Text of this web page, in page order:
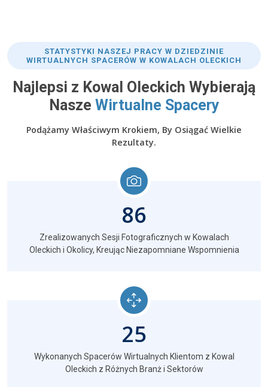
STATYSTYKI NASZEJ PRACY W DZIEDZINIE
WIRTUALNYCH SPACERÓW W KOWALACH OLECKICH
Najlepsi z Kowal Oleckich Wybierają
Nasze Wirtualne Spacery
Podążamy Właściwym Krokiem, By Osiągać Wielkie
Rezultaty.
86
Zrealizowanych Sesji Fotograficznych w Kowalach
Oleckich i Okolicy, Kreując Niezapomniane Wspomnienia
25
Wykonanych Spacerów Wirtualnych Klientom z Kowal
Oleckich z Różnych Branż i Sektorów